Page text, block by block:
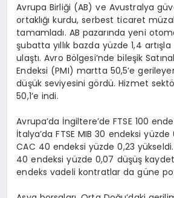
Avrupa Birliği (AB) ve Avustralya
ortaklığı kurdu, serbest ticaret
tamamladı. AB pazarında yeni
şubatta yıllık bazda yüzde 1,4
ulaştı. Avro Bölgesi’nde bileşik
Endeksi (PMI) martta 50,5’e
düşük seviyesini gördü. Hizmet
50,1’e indi.
Avrupa’da İngiltere’de FTSE 100
İtalya’da FTSE MIB 30 endeksi
CAC 40 endeksi yüzde 0,23
40 endeksi yüzde 0,07 düşüş
endeks vadeli kontratlar da güne